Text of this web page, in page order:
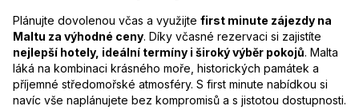
Plánujte dovolenou včas a využijte first minute zájezdy na
Maltu za výhodné ceny. Díky včasné rezervaci si zajistíte
nejlepší hotely, ideální termíny i široký výběr pokojů. Malta
láká na kombinaci krásného moře, historických památek a
příjemné středomořské atmosféry. S first minute nabídkou si
navíc vše naplánujete bez kompromisů a s jistotou dostupnosti.